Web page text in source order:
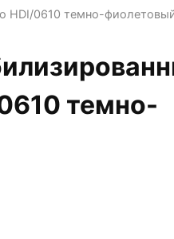
HDI/0610 темно-
темно-